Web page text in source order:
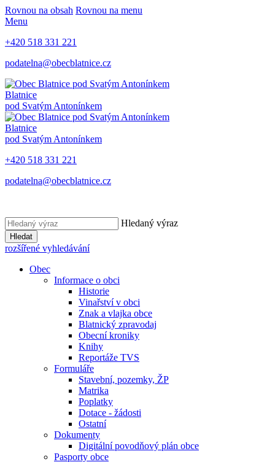
Rovnou na obsah Rovnou na menu
Menu
+420 518 331 221
podatelna@obecblatnice.cz
Blatnice
pod Svatým Antonínkem
Blatnice
pod Svatým Antonínkem
+420 518 331 221
podatelna@obecblatnice.cz
Hledaný výraz
Hledat
rozšířené vyhledávání
Obec
Informace o obci
Historie
Vinařství v obci
Znak a vlajka obce
Blatnický zpravodaj
Obecní kroniky
Knihy
Reportáže TVS
Formuláře
Stavební, pozemky, ŽP
Matrika
Poplatky
Dotace - žádosti
Ostatní
Dokumenty
Digitální povodňový plán obce
Pasporty obce